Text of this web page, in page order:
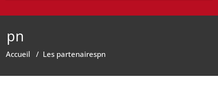
pn
Accueil / Les partenairespn